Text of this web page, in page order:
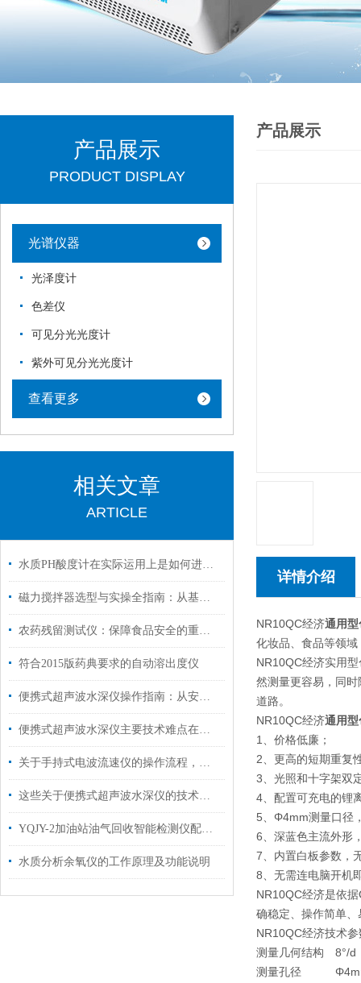
产品展示
PRODUCT DISPLAY
光谱仪器
光泽度计
色差仪
可见分光光度计
紫外可见分光光度计
查看更多
相关文章
ARTICLE
水质PH酸度计在实际运用上是如何进行安装维护的？
磁力搅拌器选型与实操全指南：从基础操作到多场景应用解析
农药残留测试仪：保障食品安全的重要工具
符合2015版药典要求的自动溶出度仪
便携式超声波水深仪操作指南：从安装到测量的完整流程
便携式超声波水深仪主要技术难点在以下几点
关于手持式电波流速仪的操作流程，这里有详细的
这些关于便携式超声波水深仪的技术，都是你不知道的
YQJY-2加油站油气回收智能检测仪配置清单
水质分析余氧仪的工作原理及功能说明
产品展示
详情介绍
NR10QC经济通用
化妆品、食品等领
NR10QC经济实用
然测量更容易，同
道路。
NR10QC经济通用
1、价格低廉；
2、更高的短期重复
3、光照和十字架双
4、配置可充电的锂
5、Φ4mm测量口径
6、深蓝色主流外形
7、内置白板参数，
8、无需连电脑开机
NR10QC经济是依
确稳定、操作简单
NR10QC经济技术参
测量几何结构
8°/d
测量孔径